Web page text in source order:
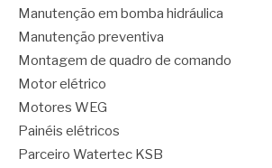
Manutenção em bomba hidráulica
Manutenção preventiva
Montagem de quadro de comando
Motor elétrico
Motores WEG
Painéis elétricos
Parceiro Watertec KSB